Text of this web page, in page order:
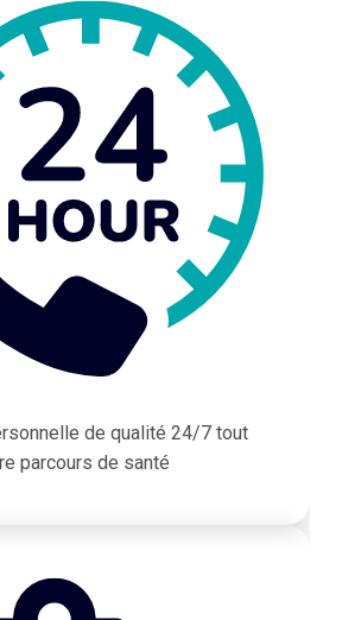
de qualité 24/7 tout
parcours de santé